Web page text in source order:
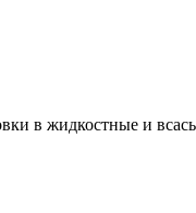
в жидкостные и